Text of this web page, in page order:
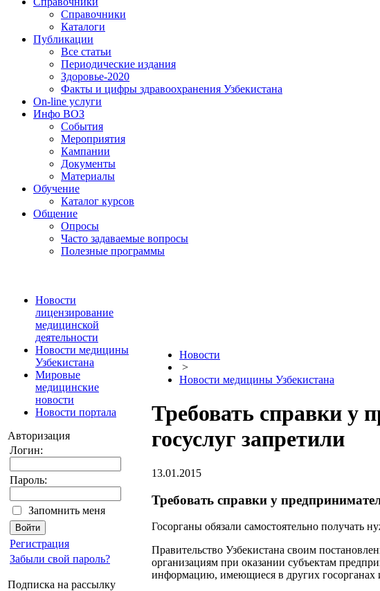
Справочники
Каталоги
Публикации
Все статьи
Периодические издания
Здоровье-2020
Факты и цифры здравоохранения Узбекистана
On-line услуги
Инфо ВОЗ
События
Мероприятия
Кампании
Документы
Материалы
Обучение
Каталог курсов
Общение
Опросы
Часто задаваемые вопросы
Полезные программы
Новости
лицензирование
медицинской
деятельности
Новости медицины
Узбекистана
Мировые
медицинские
новости
Новости портала
Авторизация
Логин:
Пароль:
Запомнить меня
Регистрация
Забыли свой пароль?
Подписка на рассылку
Новости
>
Новости медицины Узбекистана
Требовать справки у
госуслуг запретили
13.01.2015
Требовать справки у
Госорганы обязали самостоятельно
Правительство Узбекистана своим
организациям при оказании субъектам
информацию, имеющиеся в других госорганах